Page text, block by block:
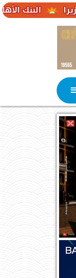
الكويتي – مصر يحقق صافي